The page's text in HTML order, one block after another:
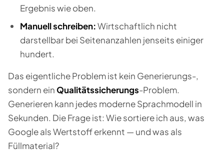
Ergebnis wie oben.
Manuell schreiben:Wirtschaftlich nicht
darstellbar bei Seitenanzahlen jenseits einiger
hundert.
Das eigentliche Problem ist kein Generierungs-,
sondern einQualitätssicherungs-Problem.
Generieren kann jedes moderne Sprachmodell in
Sekunden. Die Frage ist: Wie sortiere ich aus, was
Google als Wertstoff erkennt — und was als
Füllmaterial?